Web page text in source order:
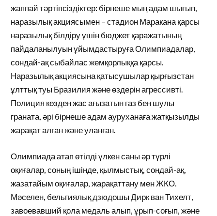
жаппай тәртіпсіздіктер: бірнеше мың адам шығып,
наразылық акциясымен – стадион Маракана қарсы
наразылық білдіру үшін бюджет қаражатының
пайдаланылуын ұйымдастыруға Олимпиадалар,
сондай-ақ сыбайлас жемқорлыққа қарсы.
Наразылық акциясына қатысушылар қырғызстан
ұлттық туы Бразилия және өздерін агрессивті.
Полиция көзден жас ағызатын газ бен шулы
граната, әрі бірнеше адам ауруханаға жатқызылды
жарақат алған және уланған.
Олимпиада атап өтілді үлкен саны әр түрлі
оқиғалар, соның ішінде, қылмыстық, сондай-ақ,
жазатайым оқиғалар, жарақаттану мен ЖКО.
Мәселен, бельгиялық дзюдошы Дирк ван Тихелт,
завоевавший қола медаль алып, ұрып-соғып, және